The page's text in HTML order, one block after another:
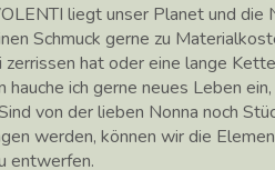
liegt unser Planet und die
Schmuck gerne zu
hat oder eine lange
hauche ich gerne neues Leben
von der lieben Nonna noch
werden, können wir die
entwerfen.